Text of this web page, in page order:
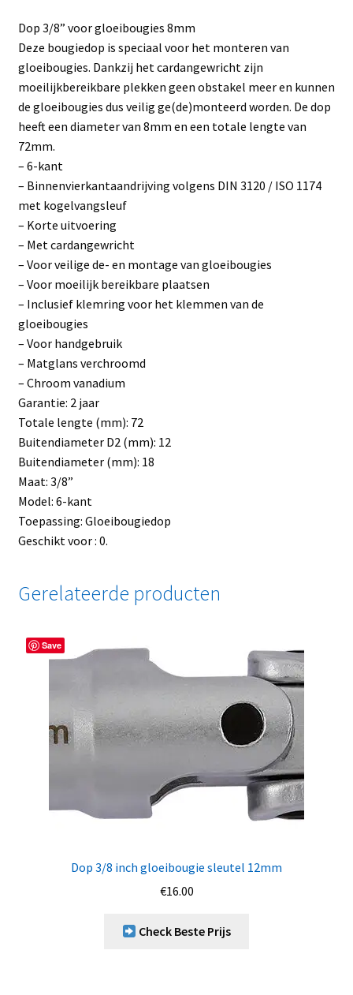
Dop 3/8” voor gloeibougies 8mm
Deze bougiedop is speciaal voor het monteren van
gloeibougies. Dankzij het cardangewricht zijn
moeilijkbereikbare plekken geen obstakel meer en kunnen
de gloeibougies dus veilig ge(de)monteerd worden. De dop
heeft een diameter van 8mm en een totale lengte van
72mm.
– 6-kant
– Binnenvierkantaandrijving volgens DIN 3120 / ISO 1174
met kogelvangsleuf
– Korte uitvoering
– Met cardangewricht
– Voor veilige de- en montage van gloeibougies
– Voor moeilijk bereikbare plaatsen
– Inclusief klemring voor het klemmen van de
gloeibougies
– Voor handgebruik
– Matglans verchroomd
– Chroom vanadium
Garantie: 2 jaar
Totale lengte (mm): 72
Buitendiameter D2 (mm): 12
Buitendiameter (mm): 18
Maat: 3/8”
Model: 6-kant
Toepassing: Gloeibougiedop
Geschikt voor : 0.
Gerelateerde producten
Save
Dop 3/8 inch gloeibougie sleutel 12mm
€16.00
Check Beste Prijs